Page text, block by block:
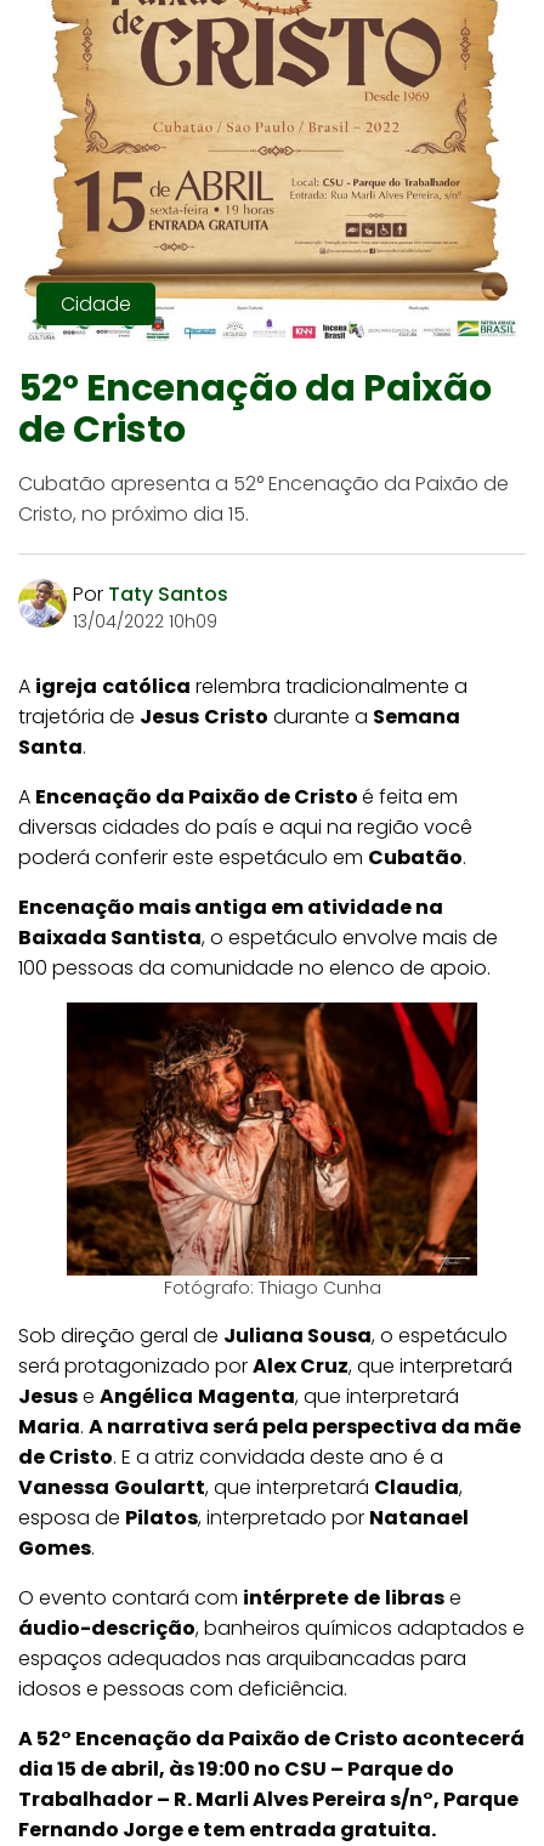
Cidade
52° Encenação da Paixão
de Cristo
Cubatão apresenta a 52° Encenação da Paixão de
Cristo, no próximo dia 15.
Por Taty Santos
13/04/2022 10h09
A igreja católica relembra tradicionalmente a
trajetória de Jesus Cristo durante a Semana
Santa.
A Encenação da Paixão de Cristoé feita em
diversas cidades do país e aqui na região você
poderá conferir este espetáculo em Cubatão.
Encenação mais antiga em atividade na
Baixada Santista, o espetáculo envolve mais de
100 pessoas da comunidade no elenco de apoio.
Fotógrafo: Thiago Cunha
Sob direção geral de Juliana Sousa, o espetáculo
será protagonizado porAlex Cruz, que interpretará
Jesuse Angélica Magenta, que interpretará
Maria. A narrativa será pela perspectiva da mãe
de Cristo. E a atriz convidada deste ano é a
Vanessa Goulartt, que interpretará Claudia,
esposa de Pilatos, interpretado por Natanael
Gomes.
O evento contará com intérprete de librase
áudio-descrição, banheiros químicos adaptados e
espaços adequados nas arquibancadas para
idosos e pessoas com deficiência.
A 52° Encenação da Paixão de Cristo acontecerá
dia 15 de abril, às 19:00 no CSU – Parque do
Trabalhador – R. Marli Alves Pereira s/n°, Parque
Fernando Jorge e tem entrada gratuita.